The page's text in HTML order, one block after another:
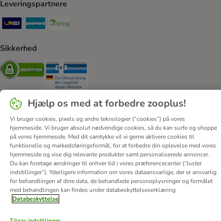
Leveringspartnere
GLS Shipping Method
Postnord Shipping Method
Sikkerhed
Security
Om os Job hos zooplus
Firmaoplysninger
Forordning om digitale tjenester
Generelle vilkår
Fortryd aftale
Betaling Levering
Databeskyttelse
Tilgængelighedserklæring
Corporate Website
© zooplus SE2026
Hjælp os med at forbedre zooplus!
Vi bruger cookies, pixels og andre teknologier (“cookies”) på vores
hjemmeside. Vi bruger absolut nødvendige cookies, så du kan surfe og shoppe
på vores hjemmeside. Med dit samtykke vil vi gerne aktivere cookies til
funktionelle og markedsføringsformål, for at forbedre din oplevelse med vores
hjemmeside og vise dig relevante produkter samt personaliserede annoncer.
Du kan foretage ændringer til enhver tid i vores præferencecenter (“Juster
indstillinger”). Yderligere information om vores dataansvarlige, der er ansvarlig
for behandlingen af ​​dine data, de behandlede personoplysninger og formålet
med behandlingen kan findes under databeskyttelseserklæring
Databeskyttelse